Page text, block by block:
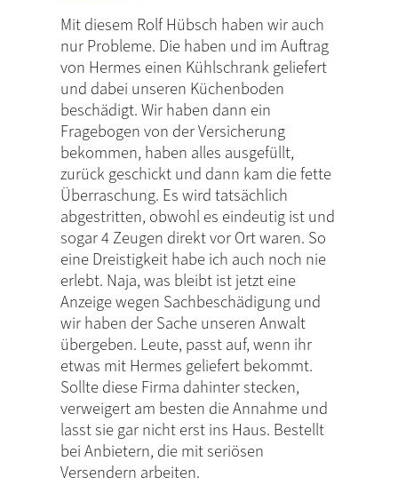
Mit diesem Rolf Hübsch haben wir auch
nur Probleme. Die haben und im Auftrag
von Hermes einen Kühlschrank geliefert
und dabei unseren Küchenboden
beschädigt. Wir haben dann ein
Fragebogen von der Versicherung
bekommen, haben alles ausgefüllt,
zurück geschickt und dann kam die fette
Überraschung. Es wird tatsächlich
abgestritten, obwohl es eindeutig ist und
sogar 4 Zeugen direkt vor Ort waren. So
eine Dreistigkeit habe ich auch noch nie
erlebt. Naja, was bleibt ist jetzt eine
Anzeige wegen Sachbeschädigung und
wir haben der Sache unseren Anwalt
übergeben. Leute, passt auf, wenn ihr
etwas mit Hermes geliefert bekommt.
Sollte diese Firma dahinter stecken,
verweigert am besten die Annahme und
lasst sie gar nicht erst ins Haus. Bestellt
bei Anbietern, die mit seriösen
Versendern arbeiten.